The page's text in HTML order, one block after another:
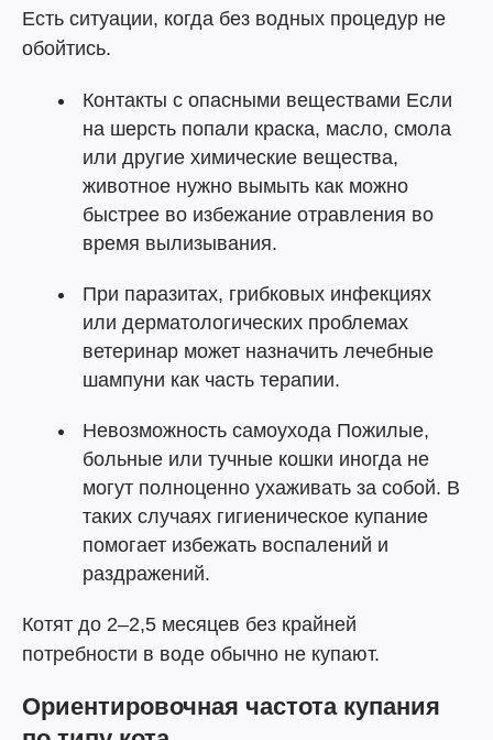
Есть ситуации, когда без водных процедур не
обойтись.
Контакты с опасными веществами Если
на шерсть попали краска, масло, смола
или другие химические вещества,
животное нужно вымыть как можно
быстрее во избежание отравления во
время вылизывания.
При паразитах, грибковых инфекциях
или дерматологических проблемах
ветеринар может назначить лечебные
шампуни как часть терапии.
Невозможность самоухода Пожилые,
больные или тучные кошки иногда не
могут полноценно ухаживать за собой. В
таких случаях гигиеническое купание
помогает избежать воспалений и
раздражений.
Котят до 2–2,5 месяцев без крайней
потребности в воде обычно не купают.
Ориентировочная частота купания